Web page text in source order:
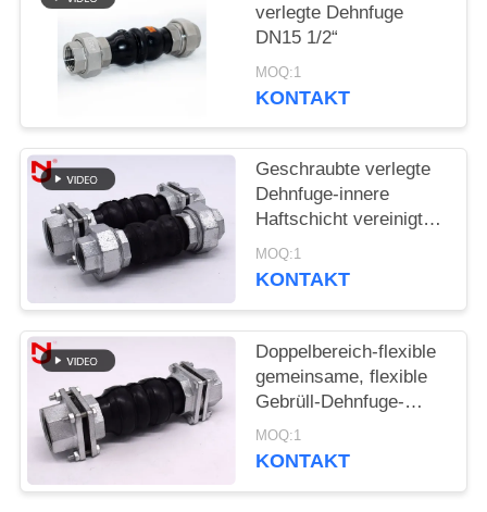
SITEMAP
DATENSCHUTZRICHTLINIE
verlegte Dehnfuge
DN15 1/2“
MOQ:1
KONTAKT
Geschraubte verlegte
Dehnfuge-innere
Haftschicht vereinigte
nahtloses NBR-
Material
MOQ:1
KONTAKT
Doppelbereich-flexible
gemeinsame, flexible
Gebrüll-Dehnfuge-
weibliche
Gummiverbindung
MOQ:1
KONTAKT